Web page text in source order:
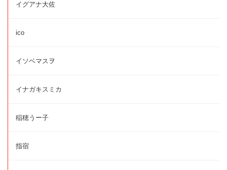
イグアナ大佐
ico
イソベマスヲ
イナガキスミカ
稲穂うー子
指宿